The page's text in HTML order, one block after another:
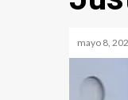
mayo 8,